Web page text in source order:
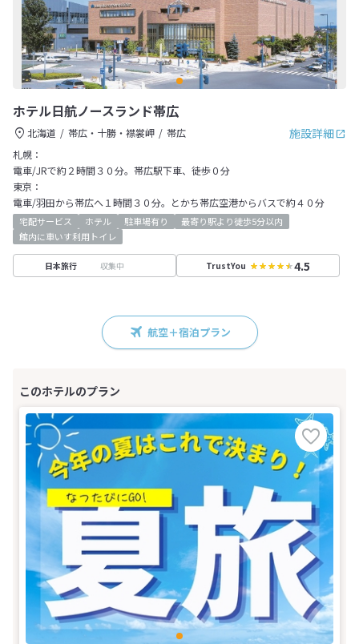
ホテル日航ノースランド帯広
施設詳細
北海道 帯広・十勝・襟裳岬
帯広
札幌：
電車/JRで約２時間３０分。帯広駅下車、徒歩０分
東京：
電車/羽田から帯広へ１時間３０分。とかち帯広空港からバスで約４０分
宅配サービス ホテル 駐車場有り
最寄り駅より徒歩5分以内
館内に車いす利用トイレ
日本旅行 収集中 TrustYou 4.5
航空＋宿泊プラン